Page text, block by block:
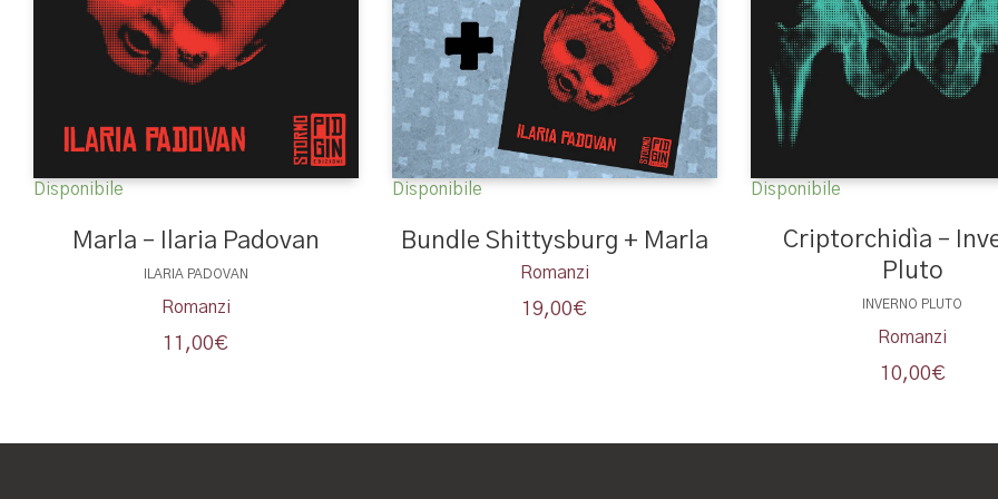
Disponibile
Marla – Ilaria Padovan
ILARIA PADOVAN
Romanzi
11,00€
Disponibile
Bundle Shittysburg + Marla
Romanzi
19,00€
Disponibile
Criptorchidìa –
Pluto
INVERNO PLUTO
Romanzi
10,00€